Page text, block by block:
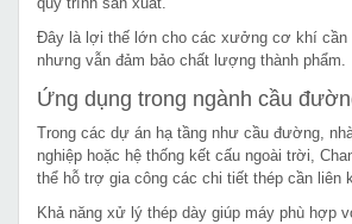
Đây là lợi thế lớn cho các xưởng cơ khí cần
nhưng vẫn đảm bảo chất lượng thành phẩm.
Ứng dụng trong ngành cầu
Trong các dự án hạ tầng như cầu đường,
nghiệp hoặc hệ thống kết cấu ngoài trời,
thể hỗ trợ gia công các chi tiết thép cần liên
Khả năng xử lý thép dày giúp máy phù hợp